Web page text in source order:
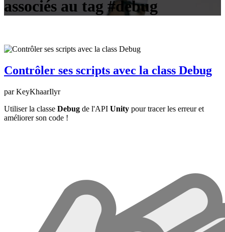
associés au tag #debug
Contrôler ses scripts avec la class Debug
par KeyKhaarIlyr
Utiliser la classe Debug de l'API Unity pour tracer les erreur et
améliorer son code !